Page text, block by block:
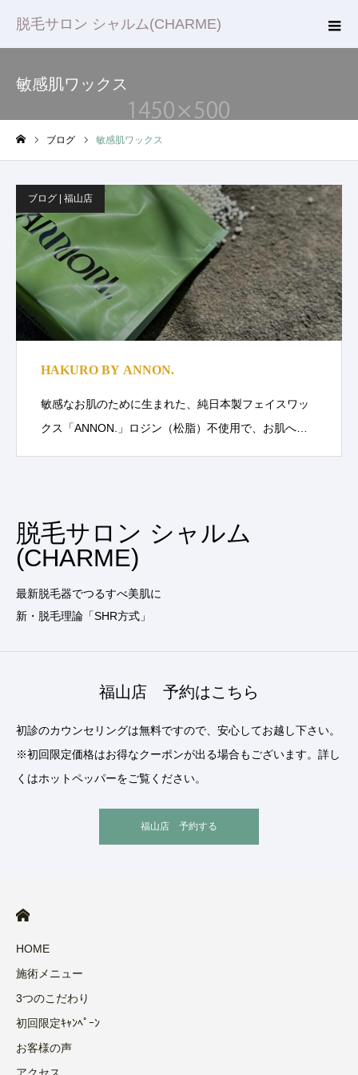
脱毛サロン シャルム(CHARME)
敏感肌ワックス
ブログ 敏感肌ワックス
ブログ | 福山店
HAKURO BY ANNON.
敏感なお肌のために生まれた、純日本製フェイスワッ
クス「ANNON.」ロジン（松脂）不使用で、お肌へ…
脱毛サロン シャルム
(CHARME)
最新脱毛器でつるすべ美肌に
新・脱毛理論「SHR方式」
福山店 予約はこちら
初診のカウンセリングは無料ですので、安心してお越し下さい。
※初回限定価格はお得なクーポンが出る場合もございます。詳し
くはホットペッパーをご覧ください。
福山店 予約する
HOME
施術メニュー
3つのこだわり
初回限定ｷｬﾝﾍﾟｰﾝ
お客様の声